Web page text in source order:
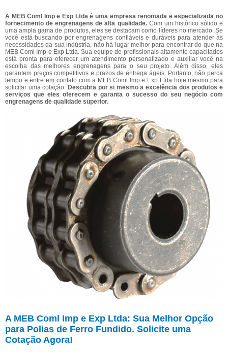
A MEB Coml Imp e Exp Ltda é uma empresa renomada e especializada no
fornecimento de engrenagens de alta qualidade.Com um histórico sólido e
uma ampla gama de produtos, eles se destacam como líderes no mercado. Se
você está buscando por engrenagens confiáveis e duráveis para atender às
necessidades da sua indústria, não há lugar melhor para encontrar do que na
MEB Coml Imp e Exp Ltda. Sua equipe de profissionais altamente capacitados
está pronta para oferecer um atendimento personalizado e auxiliar você na
escolha das melhores engrenagens para o seu projeto. Além disso, eles
garantem preços competitivos e prazos de entrega ágeis. Portanto, não perca
tempo e entre em contato com a MEB Coml Imp e Exp Ltda hoje mesmo para
solicitar uma cotação. Descubra por si mesmo a excelência dos produtos e
serviços que eles oferecem e garanta o sucesso do seu negócio com
engrenagens de qualidade superior.
A MEB Coml Imp e Exp Ltda: Sua Melhor Opção
para Polias de Ferro Fundido. Solicite uma
Cotação Agora!